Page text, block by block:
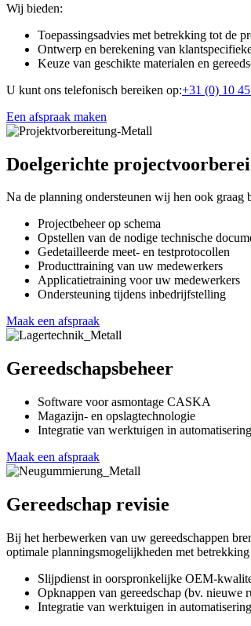
Wij bieden:
Toepassingsadvies met betrekking tot de
Ontwerp en berekening van
Keuze van geschikte materialen en
U kunt ons telefonisch bereiken op:+31 (0) 10
Een afspraak maken
Doelgerichte
Na de planning ondersteunen wij hen ook
Projectbeheer op schema
Opstellen van de nodige technische
Gedetailleerde meet- en testprotocollen
Producttraining van uw medewerkers
Applicatietraining voor uw medewerkers
Ondersteuning tijdens inbedrijfstelling
Maak een afspraak
Gereedschapsbeheer
Software voor asmontage CASKA
Magazijn- en opslagtechnologie
Integratie van werktuigen in
Maak een afspraak
Gereedschap revisie
Bij het herbewerken van uw gereedschappen
optimale planningsmogelijkheden met
Slijpdienst in oorspronkelijke OEM-
Opknappen van gereedschap (bv. nieuwe
Integratie van werktuigen in